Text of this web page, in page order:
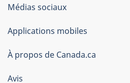
Organisation
du
gouvernement
du
Canada
Médias sociaux
Applications mobiles
À propos de Canada.ca
Avis